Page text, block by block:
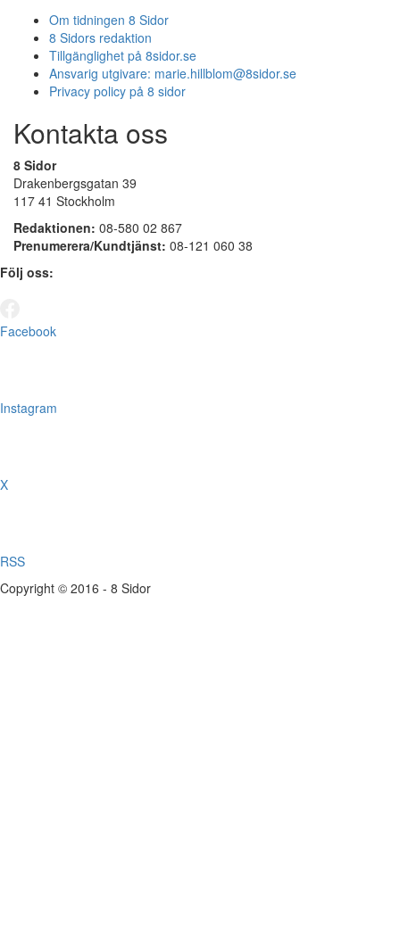
Om tidningen 8 Sidor
8 Sidors redaktion
Tillgänglighet på 8sidor.se
Ansvarig utgivare: marie.hillblom@8sidor.se
Privacy policy på 8 sidor
Kontakta oss
8 Sidor
Drakenbergsgatan 39
117 41 Stockholm
Redaktionen: 08-580 02 867
Prenumerera/Kundtjänst: 08-121 060 38
Följ oss:
Facebook
Instagram
X
RSS
Copyright © 2016 - 8 Sidor